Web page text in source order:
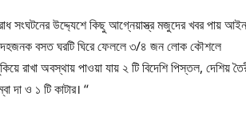
সংঘটনের উদ্দ্যেশে কিছু আগ্নেয়াস্ত্র মজুদের খবর পায় আইন
বসত ঘরটি ঘিরে ফেললে ৩/৪ জন লোক কৌশলে
রাখা অবস্থায় পাওয়া যায় ২ টি বিদেশি পিস্তল, দেশিয়
দা ও ১ টি কাটার। “